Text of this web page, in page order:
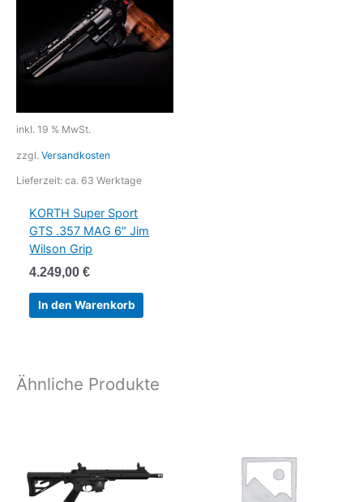
inkl. 19 % MwSt.
zzgl. Versandkosten
Lieferzeit: ca. 63 Werktage
KORTH Super Sport
GTS .357 MAG 6″ Jim
Wilson Grip
4.249,00€
In den Warenkorb
Ähnliche Produkte